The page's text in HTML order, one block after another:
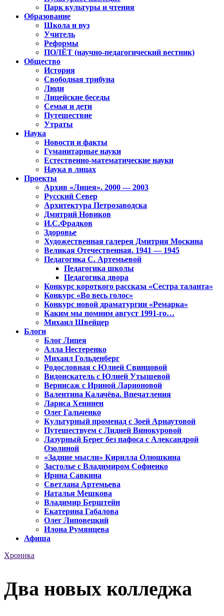
Парк культуры и чтения
Образование
Школа и вуз
Учитель
Реформы
ПОЛЁТ (научно-педагогический вестник)
Общество
История
Свободная трибуна
Люди
Лицейские беседы
Семья и дети
Путешествие
Утраты
Наука
Новости и факты
Гуманитарные науки
Естественно-математические науки
Наука в лицах
Проекты
Архив «Лицея». 2000 — 2003
Русский Север
Архитектура Петрозаводска
Дмитрий Новиков
И.С.Фрадков
Здоровье
Художественная галерея Дмитрия Москина
Великая Отечественная. 1941 — 1945
Педагогика С. Артемьевой
Педагогика школы
Педагогика двора
Конкурс короткого рассказа «Сестра таланта»
Конкурс «Во весь голос»
Конкурс новой драматургии «Ремарка»
Каким мы помним август 1991-го…
Михаил Швейцер
Блоги
Блог Лицея
Алла Нестеренко
Михаил Гольденберг
Родословная с Юлией Свинцовой
Видоискатель с Юлией Утышевой
Вернисаж с Ириной Ларионовой
Валентина Калачёва. Впечатления
Лариса Хенинен
Олег Гальченко
Культурный променад с Зоей Арнаутовой
Путешествуем с Лидией Винокуровой
Лазурный Берег без пафоса с Александрой
Озолиной
«Задние мысли» Кирилла Олюшкина
Застолье с Владимиром Софиенко
Ирина Савкина
Светлана Артемьева
Наталья Мешкова
Владимир Берштейн
Екатерина Габалова
Олег Липовецкий
Илона Румянцева
Афиша
Хроника
Два новых колледжа